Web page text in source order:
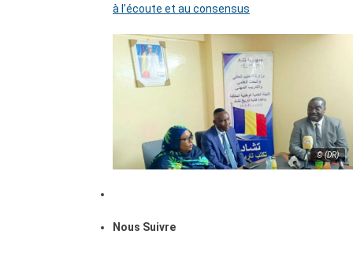
à l’écoute et au consensus
© (DR)
Nous Suivre